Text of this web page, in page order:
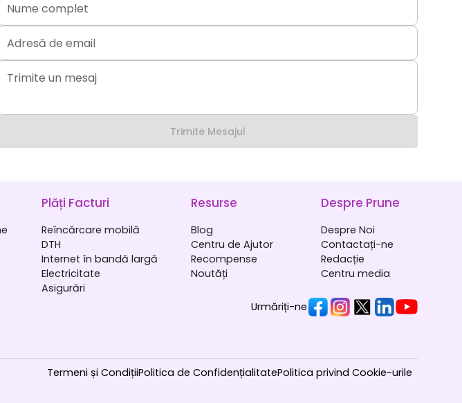
Nume complet
Adresă de email
Trimite un mesaj
Trimite Mesajul
Plăți Facturi
Reîncărcare mobilă
DTH
Internet în bandă largă
Electricitate
Asigurări
Resurse
Blog
Centru de Ajutor
Recompense
Noutăți
Despre Prune
Despre Noi
Contactați-ne
Redacție
Centru media
Urmăriți-ne
Termeni și CondițiiPolitica de ConfidențialitatePolitica privind Cookie-urile